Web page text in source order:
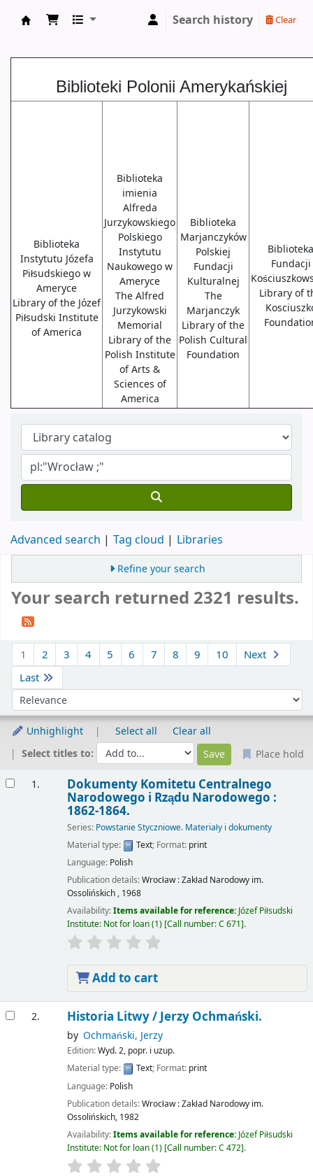
Search history Clear
Biblioteki Polonii Amerykańskiej
Biblioteka
Instytutu Józefa
Piłsudskiego w
Ameryce
Library of the Józef
Piłsudski Institute
of America
Biblioteka
imienia
Alfreda
Jurzykowskiego
Polskiego
Instytutu
Naukowego w
Ameryce
The Alfred
Jurzykowski
Memorial
Library of the
Polish Institute
of Arts &
Sciences of
America
Biblioteka
Marjanczyków
Polskiej
Fundacji
Kulturalnej
The
Marjanczyk
Library of the
Polish Cultural
Foundation
Biblioteka
Fundacji
Library of
Advanced search Tag cloud Libraries
Refine your search
Your search returned 2321 results.
1 2 3 4 5 6 7 8 9 10
Next
Last
Sort by:
Unhighlight Select all
Clear all
Select titles to:
Place hold
1. Dokumenty Komitetu Centralnego
Narodowego i Rządu Narodowego :
1862-1864.
Series: Powstanie Styczniowe. Materiały i dokumenty
Material type:
Text; Format: print
Language: Polish
Publication details:Wrocław :Zakład Narodowy im.
Ossolińskich , 1968
Availability:Items available for reference: Józef Piłsudski
Institute: Not for loan(1) Call number:C 671 .
Add to cart
2. Historia Litwy /Jerzy Ochmański.
by Ochmański, Jerzy
Edition:Wyd. 2, popr. i uzup.
Material type:
Text; Format: print
Language: Polish
Publication details:Wrocław :Zakład Narodowy im.
Ossolińskich, 1982
Availability:Items available for reference: Józef Piłsudski
Institute: Not for loan(1) Call number:C 472 .